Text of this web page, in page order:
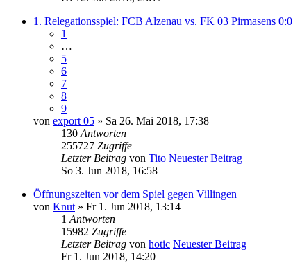
1. Relegationsspiel: FCB Alzenau vs. FK 03 Pirmasens 0:0
1
…
5
6
7
8
9
von export 05 » Sa 26. Mai 2018, 17:38
130 Antworten
255727 Zugriffe
Letzter Beitrag von Tito Neuester Beitrag
So 3. Jun 2018, 16:58
Öffnungszeiten vor dem Spiel gegen Villingen
von Knut » Fr 1. Jun 2018, 13:14
1 Antworten
15982 Zugriffe
Letzter Beitrag von hotic Neuester Beitrag
Fr 1. Jun 2018, 14:20